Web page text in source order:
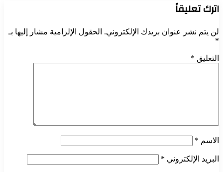
اترك تعليقاً
لن يتم نشر عنوان بريدك الإلكتروني. الحقول الإلزامية مشار إليها بـ
*
التعليق *
الاسم *
البريد الإلكتروني *